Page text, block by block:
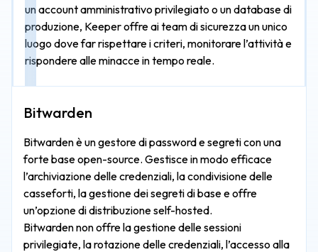
un account amministrativo privilegiato o un database di
produzione, Keeper offre ai team di sicurezza un unico
luogo dove far rispettare i criteri, monitorare l’attività e
rispondere alle minacce in tempo reale.
Bitwarden è un gestore di password e segreti con una
forte base open-source. Gestisce in modo efficace
l’archiviazione delle credenziali, la condivisione delle
casseforti, la gestione dei segreti di base e offre
un’opzione di distribuzione self-hosted.
Bitwarden non offre la gestione delle sessioni
privilegiate, la rotazione delle credenziali, l’accesso alla